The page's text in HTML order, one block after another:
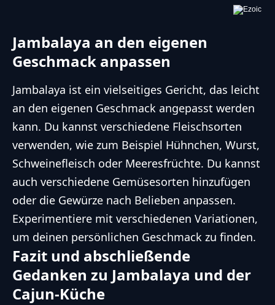
Jambalaya an den eigenen
Geschmack anpassen
Jambalaya ist ein vielseitiges Gericht, das leicht
an den eigenen Geschmack angepasst werden
kann. Du kannst verschiedene Fleischsorten
verwenden, wie zum Beispiel Hühnchen, Wurst,
Schweinefleisch oder Meeresfrüchte. Du kannst
auch verschiedene Gemüsesorten hinzufügen
oder die Gewürze nach Belieben anpassen.
Experimentiere mit verschiedenen Variationen,
um deinen persönlichen Geschmack zu finden.
Fazit und abschließende
Gedanken zu Jambalaya und der
Cajun-Küche